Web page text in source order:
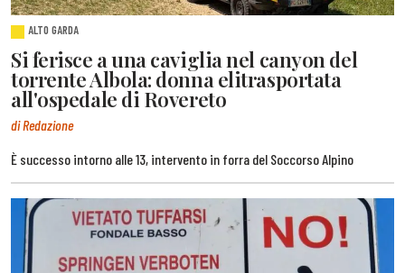
ALTO GARDA
Si ferisce a una caviglia nel canyon del
torrente Albola: donna elitrasportata
all'ospedale di Rovereto
di Redazione
È successo intorno alle 13, intervento in forra del Soccorso Alpino